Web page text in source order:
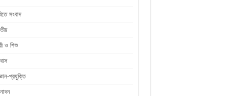
সংবাদ
ও শিশু
প্রযুক্তি